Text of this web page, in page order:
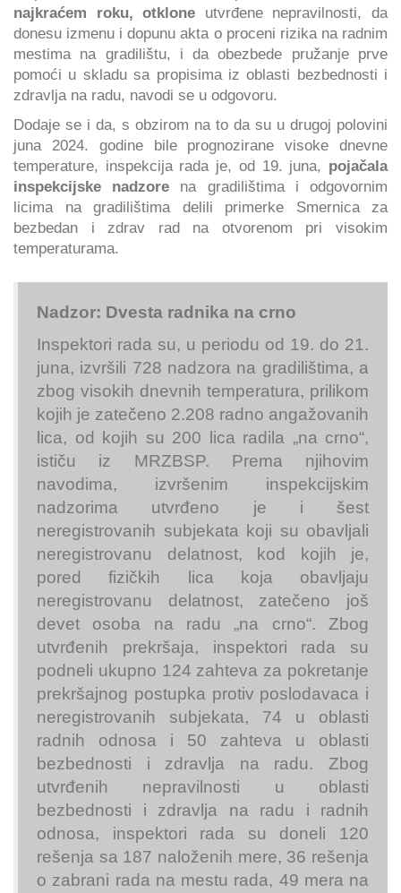
najkraćem roku, otklone utvrđene nepravilnosti, da
donesu izmenu i dopunu akta o proceni rizika na radnim
mestima na gradilištu, i da obezbede pružanje prve
pomoći u skladu sa propisima iz oblasti bezbednosti i
zdravlja na radu, navodi se u odgovoru.
Dodaje se i da, s obzirom na to da su u drugoj polovini
juna 2024. godine bile prognozirane visoke dnevne
temperature, inspekcija rada je, od 19. juna, pojačala
inspekcijske nadzore na gradilištima i odgovornim
licima na gradilištima delili primerke Smernica za
bezbedan i zdrav rad na otvorenom pri visokim
temperaturama.
Nadzor: Dvesta radnika na crno
Inspektori rada su, u periodu od 19. do 21.
juna, izvršili 728 nadzora na gradilištima, a
zbog visokih dnevnih temperatura, prilikom
kojih je zatečeno 2.208 radno angažovanih
lica, od kojih su 200 lica radila „na crno“,
ističu iz MRZBSP. Prema njihovim
navodima, izvršenim inspekcijskim
nadzorima utvrđeno je i šest
neregistrovanih subjekata koji su obavljali
neregistrovanu delatnost, kod kojih je,
pored fizičkih lica koja obavljaju
neregistrovanu delatnost, zatečeno još
devet osoba na radu „na crno“. Zbog
utvrđenih prekršaja, inspektori rada su
podneli ukupno 124 zahteva za pokretanje
prekršajnog postupka protiv poslodavaca i
neregistrovanih subjekata, 74 u oblasti
radnih odnosa i 50 zahteva u oblasti
bezbednosti i zdravlja na radu. Zbog
utvrđenih nepravilnosti u oblasti
bezbednosti i zdravlja na radu i radnih
odnosa, inspektori rada su doneli 120
rešenja sa 187 naloženih mere, 36 rešenja
o zabrani rada na mestu rada, 49 mera na